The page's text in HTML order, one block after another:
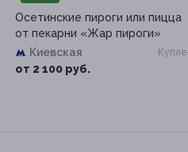
Осетинские пироги или пицца
от пекарни «Жар пироги»
Киевская
от 2 100 руб.